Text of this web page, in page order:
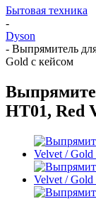
Бытовая техника
-
Dyson
- Выпрямитель
Gold с кейсом
HT01, Red